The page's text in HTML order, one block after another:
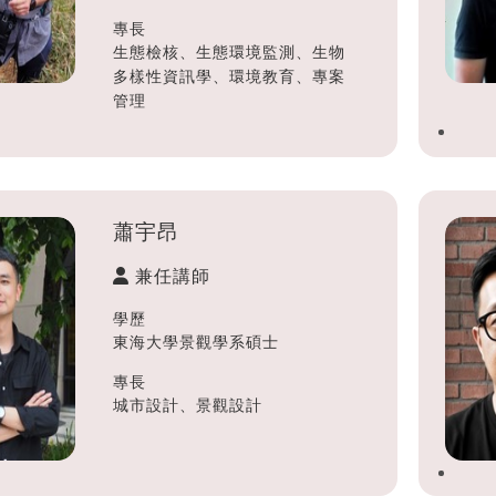
專長
生態檢核、生態環境監測、生物
多樣性資訊學、環境教育、專案
管理
蕭宇昂
兼任講師
學歷
東海大學景觀學系碩士
專長
城市設計、景觀設計